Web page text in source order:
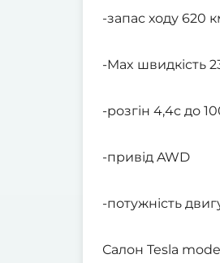
-запас ходу 620
-Max швидкість
-розгін 4,4с до
-привід AWD
-потужність
Салон Tesla